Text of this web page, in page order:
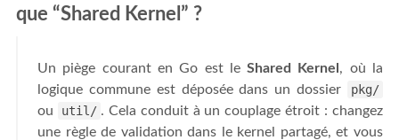
que “Shared Kernel” ?
Un piège courant en Go est leShared Kernel , où la
logique commune est déposée dans un dossier
pkg/
ou
util/ . Cela conduit à un couplage étroit : changez
une règle de validation dans le kernel partagé, et vous